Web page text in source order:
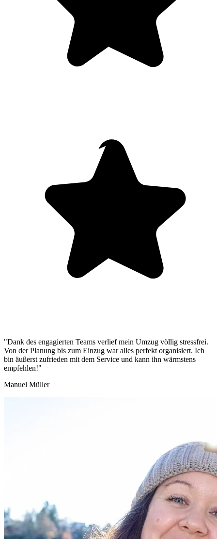
"Dank des engagierten Teams verlief mein Umzug völlig stressfrei.
Von der Planung bis zum Einzug war alles perfekt organisiert. Ich
bin äußerst zufrieden mit dem Service und kann ihn wärmstens
empfehlen!"
Manuel Müller